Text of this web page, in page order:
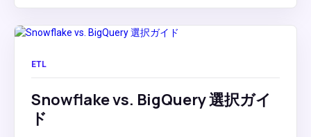
ETL
Snowflake vs. BigQuery 選択ガイ
ド